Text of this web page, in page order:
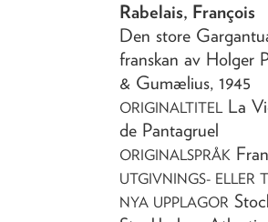
Rabelais, François
Den store
franskan av Holger
& Gumælius,1945
ORIGINALTITEL La
de Pantagruel
ORIGINALSPRÅK
UTGIVNINGS- ELLER
NYA UPPLAGOR